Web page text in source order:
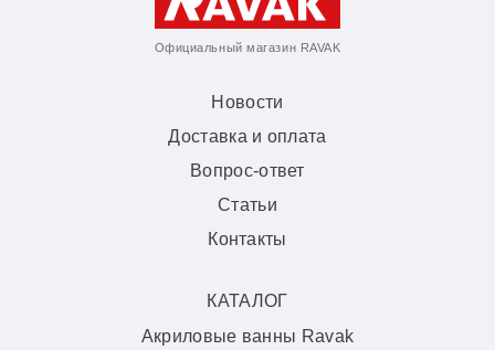
Официальный магазин RAVAK
Новости
Доставка и оплата
Вопрос-ответ
Статьи
Контакты
КАТАЛОГ
Акриловые ванны Ravak